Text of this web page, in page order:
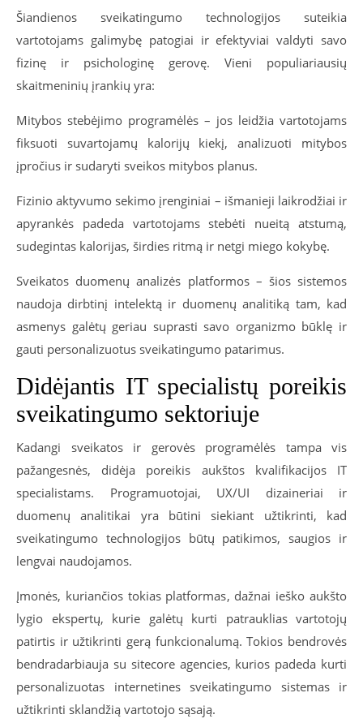
Šiandienos sveikatingumo technologijos suteikia
vartotojams galimybę patogiai ir efektyviai valdyti savo
fizinę ir psichologinę gerovę. Vieni populiariausių
skaitmeninių įrankių yra:
Mitybos stebėjimo programėlės – jos leidžia vartotojams
fiksuoti suvartojamų kalorijų kiekį, analizuoti mitybos
įpročius ir sudaryti sveikos mitybos planus.
Fizinio aktyvumo sekimo įrenginiai – išmanieji laikrodžiai ir
apyrankės padeda vartotojams stebėti nueitą atstumą,
sudegintas kalorijas, širdies ritmą ir netgi miego kokybę.
Sveikatos duomenų analizės platformos – šios sistemos
naudoja dirbtinį intelektą ir duomenų analitiką tam, kad
asmenys galėtų geriau suprasti savo organizmo būklę ir
gauti personalizuotus sveikatingumo patarimus.
Didėjantis IT specialistų poreikis
sveikatingumo sektoriuje
Kadangi sveikatos ir gerovės programėlės tampa vis
pažangesnės, didėja poreikis aukštos kvalifikacijos IT
specialistams. Programuotojai, UX/UI dizaineriai ir
duomenų analitikai yra būtini siekiant užtikrinti, kad
sveikatingumo technologijos būtų patikimos, saugios ir
lengvai naudojamos.
Įmonės, kuriančios tokias platformas, dažnai ieško aukšto
lygio ekspertų, kurie galėtų kurti patrauklias vartotojų
patirtis ir užtikrinti gerą funkcionalumą. Tokios bendrovės
bendradarbiauja su sitecore agencies, kurios padeda kurti
personalizuotas internetines sveikatingumo sistemas ir
užtikrinti sklandžią vartotojo sąsają.